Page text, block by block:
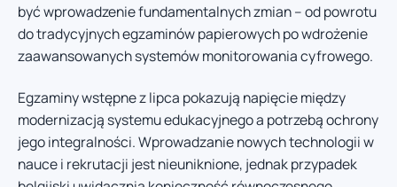
być wprowadzenie fundamentalnych zmian – od powrotu
do tradycyjnych egzaminów papierowych po wdrożenie
zaawansowanych systemów monitorowania cyfrowego.
Egzaminy wstępne z lipca pokazują napięcie między
modernizacją systemu edukacyjnego a potrzebą ochrony
jego integralności. Wprowadzanie nowych technologii w
nauce i rekrutacji jest nieuniknione, jednak przypadek